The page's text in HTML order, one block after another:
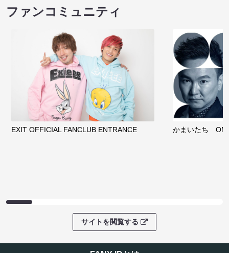
ファンコミュニティ
EXIT OFFICIAL FANCLUB ENTRANCE かまいたち
サイトを閲覧する